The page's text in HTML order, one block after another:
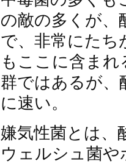
の敵の多くが、
で、非常にたち
もここに含ま
群ではあるが、
に速い。
嫌気性菌とは、
ウェルシュ菌